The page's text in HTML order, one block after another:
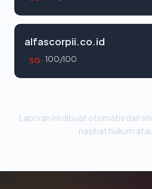
alfascorpii.co.id
SG 100/100
Laporan ini dibuat otomatis dari
nasihat hukum